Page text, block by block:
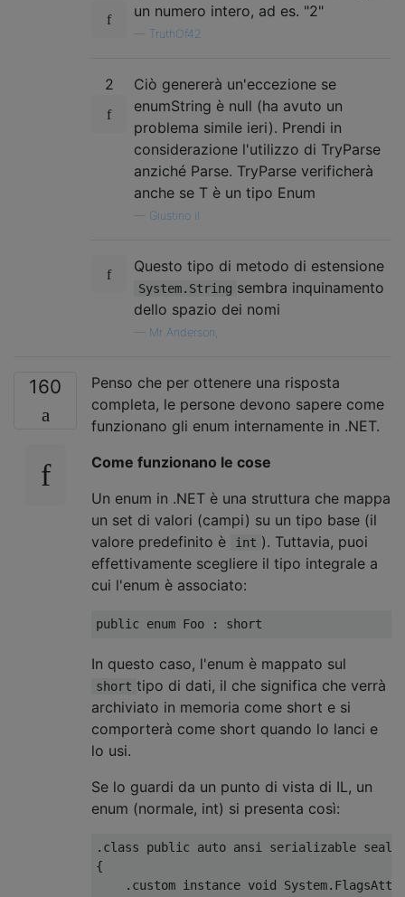
un numero intero, ad es. "2"
TruthOf42
2
Ciò genererà un'eccezione se
enumString è null (ha avuto un
problema simile ieri). Prendi in
considerazione l'utilizzo di TryParse
anziché Parse. TryParse verificherà
anche se T è un tipo Enum
Giustino il
Questo tipo di metodo di estensione
System.String sembra inquinamento
dello spazio dei nomi
Mr Anderson,
160
Penso che per ottenere una risposta
completa, le persone devono sapere come
funzionano gli enum internamente in .NET.
Come funzionano le cose
Un enum in .NET è una struttura che mappa
un set di valori (campi) su un tipo base (il
valore predefinito è
int ). Tuttavia, puoi
effettivamente scegliere il tipo integrale a
cui l'enum è associato:
public enum Foo : short
In questo caso, l'enum è mappato sul
short tipo di dati, il che significa che verrà
archiviato in memoria come short e si
comporterà come short quando lo lanci e
lo usi.
Se lo guardi da un punto di vista di IL, un
enum (normale, int) si presenta così:
. class public auto ansi serializable
{
. custom instance void System.